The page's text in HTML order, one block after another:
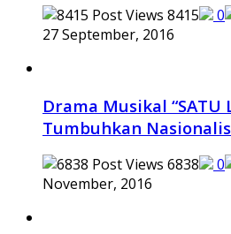
8415
0
27 September, 2016
Drama Musikal “SATU
Tumbuhkan
6838 0
November, 2016